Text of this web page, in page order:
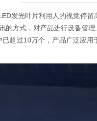
发光叶片利用人的视觉停留
的方式，对产品进行设备管
已超过10万个，产品广泛应用